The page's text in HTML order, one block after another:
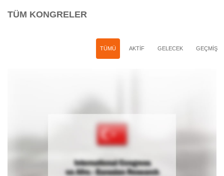
TÜM KONGRELER
TÜMÜ AKTİF GELECEK GEÇMİŞ